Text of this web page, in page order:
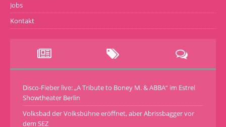
Jobs
Kontakt
Disco-Fieber live: „A Tribute to Boney M. & ABBA“ im Estrel
Showtheater Berlin
Volksbad der Volksbühne eröffnet, aber Abrissbagger vor
dem SEZ